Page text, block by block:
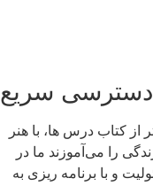
دسترسی سریع
از کتاب درس ها، با هنر
را می‌آموزند ما در
و با برنامه ریزی به